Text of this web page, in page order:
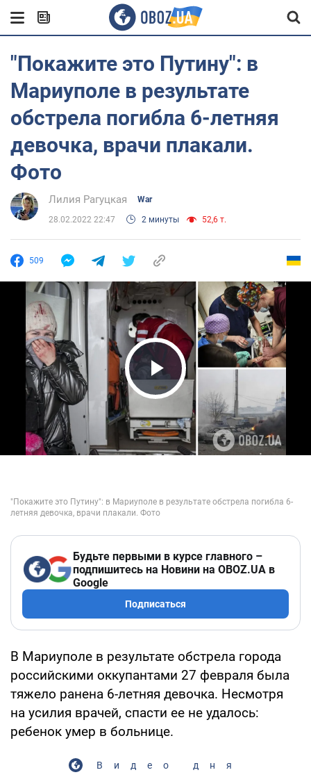
"Покажите это Путину": в
Мариуполе в результате
обстрела погибла 6-летняя
девочка, врачи плакали.
Фото
Лилия Рагуцкая War
28.02.2022 22:47 2 минуты 52,6 т.
509
Play Video
Будьте первыми в курсе главного –
подпишитесь на Новини на OBOZ.UA в
Google
Подписаться
В Мариуполе в результате обстрела города
российскими оккупантами 27 февраля была
тяжело ранена 6-летняя девочка. Несмотря
на усилия врачей, спасти ее не удалось:
ребенок умер в больнице.
Видео дня